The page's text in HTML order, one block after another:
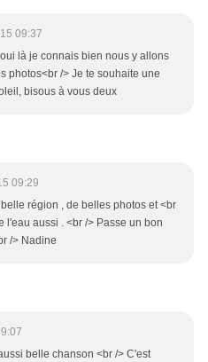
09:37
là je connais bien nous y allons
photos<br /> Je te souhaite une
bisous à vous deux
09:29
région , de belles photos et <br
l'eau aussi . <br /> Passe un bon
/> Nadine
belle chanson <br /> C'est